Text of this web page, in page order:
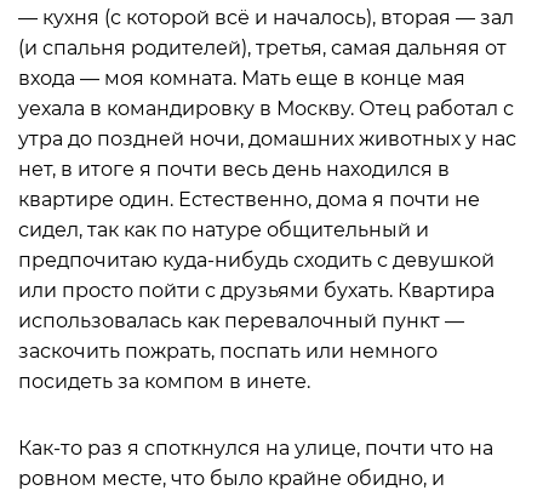
— кухня (с которой всё и началось), вторая — зал
(и спальня родителей), третья, самая дальняя от
входа — моя комната. Мать еще в конце мая
уехала в командировку в Москву. Отец работал с
утра до поздней ночи, домашних животных у нас
нет, в итоге я почти весь день находился в
квартире один. Естественно, дома я почти не
сидел, так как по натуре общительный и
предпочитаю куда-нибудь сходить с девушкой
или просто пойти с друзьями бухать. Квартира
использовалась как перевалочный пункт —
заскочить пожрать, поспать или немного
посидеть за компом в инете.
Как-то раз я споткнулся на улице, почти что на
ровном месте, что было крайне обидно, и